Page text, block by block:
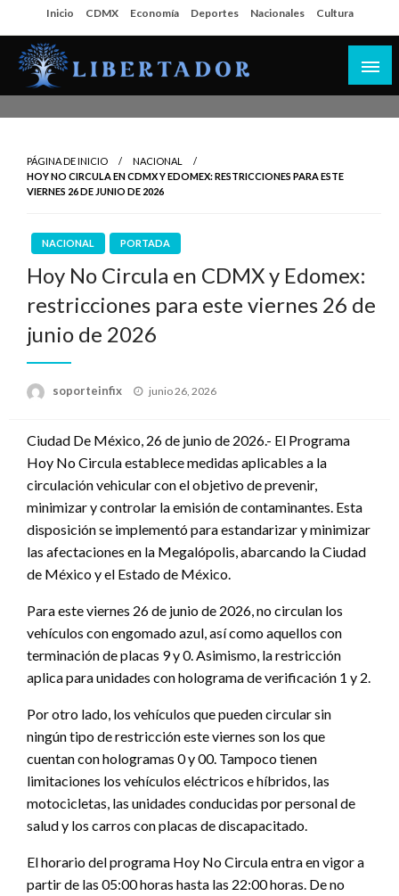
al
contenido
Inicio CDMX Economía Deportes Nacionales Cultura
PÁGINA DE INICIO
NACIONAL
HOY NO CIRCULA EN CDMX Y EDOMEX: RESTRICCIONES PARA ESTE
VIERNES 26 DE JUNIO DE 2026
NACIONAL PORTADA
Hoy No Circula en CDMX y Edomex:
restricciones para este viernes 26 de
junio de 2026
soporteinfix
Publicado
junio 26, 2026
Ciudad De México, 26 de junio de 2026.- El Programa
Hoy No Circula establece medidas aplicables a la
circulación vehicular con el objetivo de prevenir,
minimizar y controlar la emisión de contaminantes. Esta
disposición se implementó para estandarizar y minimizar
las afectaciones en la Megalópolis, abarcando la Ciudad
de México y el Estado de México.
Para este viernes 26 de junio de 2026, no circulan los
vehículos con engomado azul, así como aquellos con
terminación de placas 9 y 0. Asimismo, la restricción
aplica para unidades con holograma de verificación 1 y 2.
Por otro lado, los vehículos que pueden circular sin
ningún tipo de restricción este viernes son los que
cuentan con hologramas 0 y 00. Tampoco tienen
limitaciones los vehículos eléctricos e híbridos, las
motocicletas, las unidades conducidas por personal de
salud y los carros con placas de discapacitado.
El horario del programa Hoy No Circula entra en vigor a
partir de las 05:00 horas hasta las 22:00 horas. De no